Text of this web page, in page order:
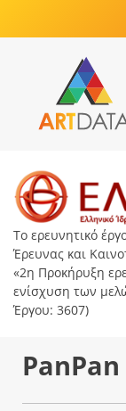
Το ερευνητικό
Έρευνας και
«2η Προκήρυξη
ενίσχυση των
Έργου: 3607)
PanPan